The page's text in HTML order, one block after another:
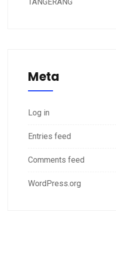
TANGERANG
Meta
Log in
Entries feed
Comments feed
WordPress.org